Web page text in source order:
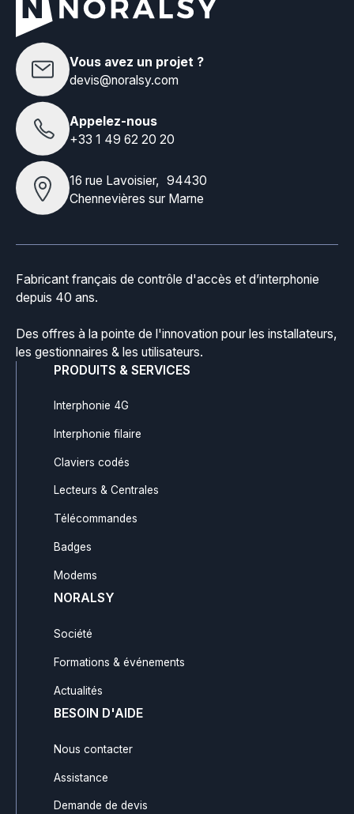
Vous avez un projet ?
devis@noralsy.com
Appelez-nous
+33 1 49 62 20 20
16 rue Lavoisier, 94430
Chennevières sur Marne
Fabricant français de contrôle d'accès et d’interphonie
depuis 40 ans.
Des offres à la pointe de l'innovation pour les installateurs,
les gestionnaires & les utilisateurs.
PRODUITS & SERVICES
Interphonie 4G
Interphonie filaire
Claviers codés
Lecteurs & Centrales
Télécommandes
Badges
Modems
NORALSY
Société
Formations & événements
Actualités
BESOIN D'AIDE
Nous contacter
Assistance
Demande de devis